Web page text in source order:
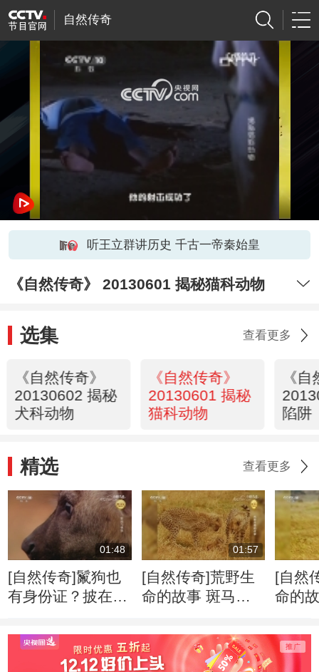
自然传奇
网络开小差了，请稍后再试
听王立群讲历史 千古一帝秦始皇
《自然传奇》 20130601 揭秘猫科动物
选集 查看更多
《自然传奇》
20130602 揭秘
犬科动物
《自然传奇》
20130601 揭秘
猫科动物
《
陷阱
精选 查看更多
01:48
[自然传奇]鬣狗也
有身份证？披在身
01:57
[自然传奇]荒野生
命的故事 斑马牛
动物带来一场盛宴
[自然
命的
千里